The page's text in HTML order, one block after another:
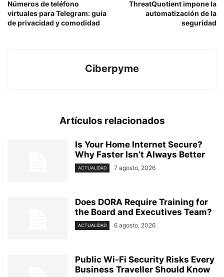
Números de teléfono
virtuales para Telegram: guía
de privacidad y comodidad
ThreatQuotient impone la
automatización de la
seguridad
Ciberpyme
Artículos relacionados
Is Your Home Internet Secure?
Why Faster Isn’t Always Better
ACTUALIDAD 7 agosto, 2026
Does DORA Require Training for
the Board and Executives Team?
ACTUALIDAD 6 agosto, 2026
Public Wi-Fi Security Risks Every
Business Traveller Should Know